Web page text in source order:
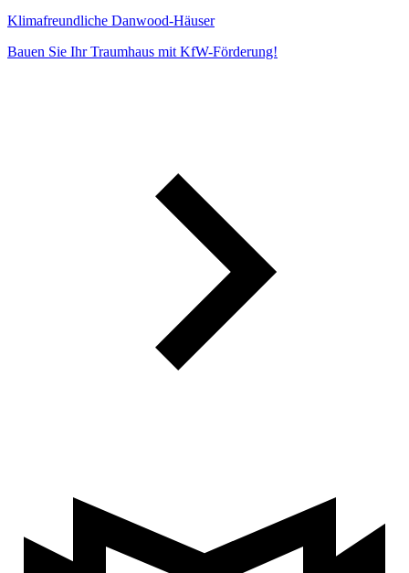
Klimafreundliche Danwood-Häuser
Bauen Sie Ihr Traumhaus mit KfW-Förderung!